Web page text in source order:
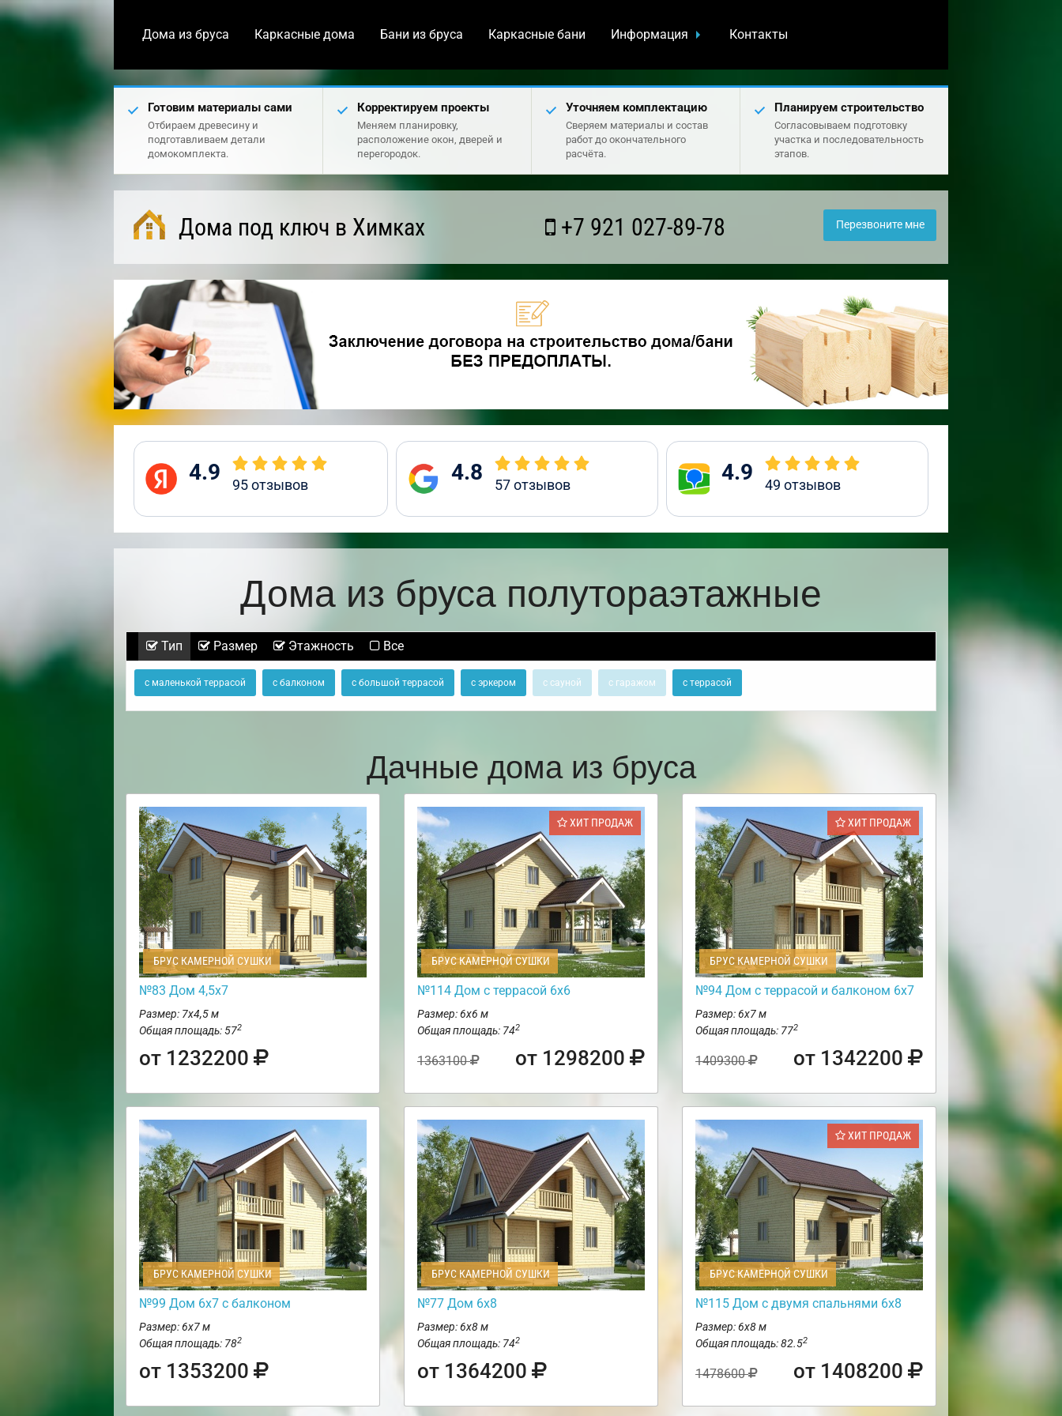
Дома из бруса Каркасные дома Бани из бруса Каркасные бани Информация Контакты
Готовим материалы сами
Отбираем древесину и
подготавливаем детали
домокомплекта.
Корректируем проекты
Меняем планировку,
расположение окон, дверей и
перегородок.
Уточняем комплектацию
Сверяем материалы и состав
работ до окончательного
расчёта.
Планируем строительство
Согласовываем подготовку
участка и последовательность
этапов.
Дома под ключ в Химках +7 921 027-89-78 Перезвоните мне
4.9 95отзывов 4.8 57отзывов 4.9 49 отзывов
Дома из бруса полутораэтажные
Тип Размер Этажность Все
с маленькой террасой с балконом с большой террасой с эркером с сауной с гаражом с террасой
Дачные дома из бруса
БРУС КАМЕРНОЙ СУШКИ
№83 Дом 4,5х7
Размер: 7х4,5 м
Общая площадь: 572
от 1232200
ХИТ ПРОДАЖ
БРУС КАМЕРНОЙ СУШКИ
№114 Дом с террасой 6х6
Размер: 6х6 м
Общая площадь: 742
1363100 от 1298200
ХИТ ПРОДАЖ
БРУС КАМЕРНОЙ СУШКИ
№94 Дом с террасой и балконом 6х7
Размер: 6х7 м
Общая площадь: 772
1409300 от 1342200
БРУС КАМЕРНОЙ СУШКИ
№99 Дом 6х7 с балконом
Размер: 6х7 м
Общая площадь: 782
от 1353200
БРУС КАМЕРНОЙ СУШКИ
№77 Дом 6х8
Размер: 6х8 м
Общая площадь: 742
от 1364200
ХИТ ПРОДАЖ
БРУС КАМЕРНОЙ СУШКИ
№115 Дом с двумя спальнями 6х8
Размер: 6х8 м
Общая площадь: 82.52
1478600 от 1408200